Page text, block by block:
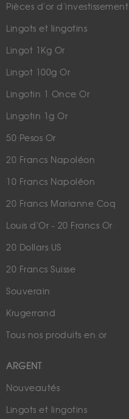
Pièces d'or d'investissement
Lingots et lingotins
Lingot 1Kg Or
Lingot 100g Or
Lingotin 1 Once Or
Lingotin 1g Or
50 Pesos Or
20 Francs Napoléon
10 Francs Napoléon
20 Francs Marianne Coq
Louis d'Or - 20 Francs Or
20 Dollars US
20 Francs Suisse
Souverain
Krugerrand
Tous nos produits en or
ARGENT
Nouveautés
Lingots et lingotins